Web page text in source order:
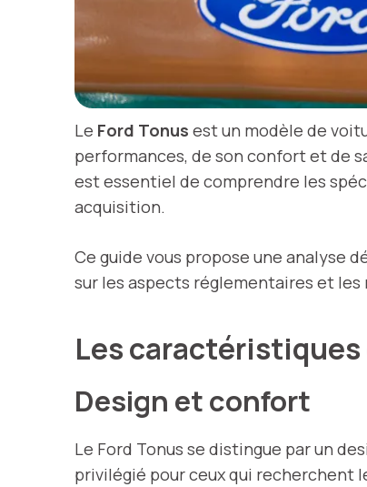
Le Ford Tonus est un modèle de
performances, de son confort et de
est essentiel de comprendre les
acquisition.
Ce guide vous propose une analyse
sur les aspects réglementaires et les
Les caractéristiques
Design et confort
Le Ford Tonus se distingue par un
privilégié pour ceux qui recherchent